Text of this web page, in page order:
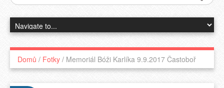
Domů / Fotky / Memoriál Bóži Karlíka 9.9.2017 Častoboř